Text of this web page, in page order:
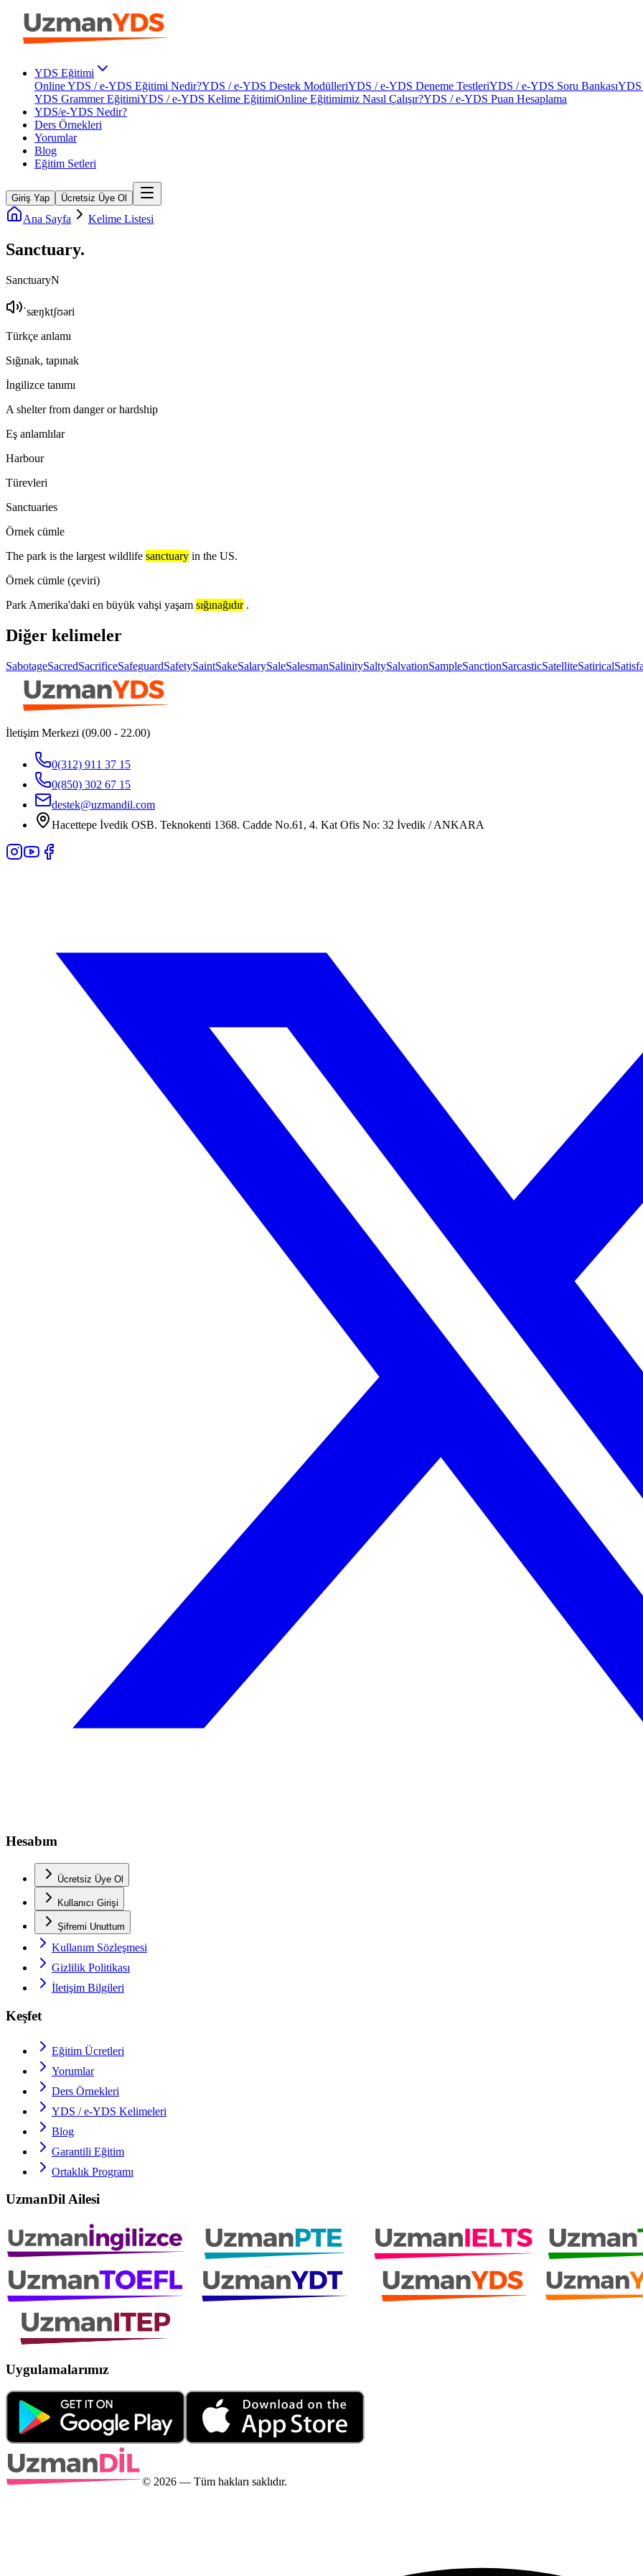
YDS Eğitimi
Online YDS / e-YDS Eğitimi Nedir?YDS / e-YDS Destek ModülleriYDS / e-YDS Deneme TestleriYDS / e-YDS Soru BankasıYDS
YDS Grammer EğitimiYDS / e-YDS Kelime EğitimiOnline Eğitimimiz Nasıl Çalışır?YDS / e-YDS Puan Hesaplama
YDS/e-YDS Nedir?
Ders Örnekleri
Yorumlar
Blog
Eğitim Setleri
Giriş Yap Ücretsiz Üye Ol
Ana Sayfa Kelime Listesi
Sanctuary.
SanctuaryN
ˈsæŋktʃʊəri
Türkçe anlamı
Sığınak, tapınak
İngilizce tanımı
A shelter from danger or hardship
Eş anlamlılar
Harbour
Türevleri
Sanctuaries
Örnek cümle
The park is the largest wildlife sanctuary in the US.
Örnek cümle (çeviri)
Park Amerika'daki en büyük vahşi yaşam sığınağıdır .
Diğer kelimeler
SabotageSacredSacrificeSafeguardSafetySaintSakeSalarySaleSalesmanSalinitySaltySalvationSampleSanctionSarcasticSatelliteSatirical
İletişim Merkezi (09.00 - 22.00)
0(312) 911 37 15
0(850) 302 67 15
destek@uzmandil.com
Hacettepe İvedik OSB. Teknokenti 1368. Cadde No.61, 4. Kat Ofis No: 32 İvedik / ANKARA
Hesabım
Ücretsiz Üye Ol
Kullanıcı Girişi
Şifremi Unuttum
Kullanım Sözleşmesi
Gizlilik Politikası
İletişim Bilgileri
Keşfet
Eğitim Ücretleri
Yorumlar
Ders Örnekleri
YDS / e-YDS Kelimeleri
Blog
Garantili Eğitim
Ortaklık Programı
UzmanDil Ailesi
Uygulamalarımız
© 2026 — Tüm hakları saklıdır.